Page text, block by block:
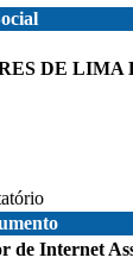
DE
de Internet